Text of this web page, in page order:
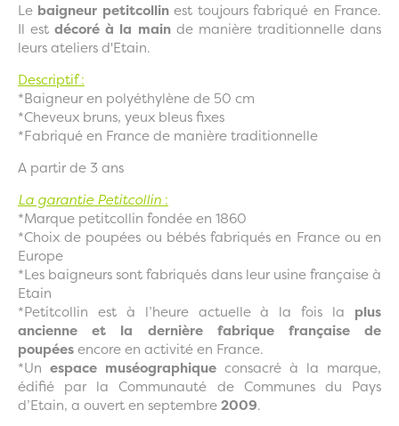
Le baigneur petitcollinest toujours fabriqué en France.
Il estdécoré à la mainde manière traditionnelle dans
leurs ateliers d'Etain.
Descriptif :
*Baigneur en polyéthylène de 50 cm
*Cheveux bruns, yeux bleus fixes
*Fabriqué en France de manière traditionnelle
A partir de 3 ans
La garantie Petitcollin :
*Marque petitcollin fondée en 1860
*Choix de poupées ou bébés fabriqués en France ou en
Europe
*Les baigneurs sont fabriqués dans leur usine française à
Etain
*Petitcollin est à l’heure actuelle à la fois la plus
ancienne et la dernière fabrique française de
poupéesencore en activité en France.
*Un espace muséographique consacré à la marque,
édifié par la Communauté de Communes du Pays
d’Etain, a ouvert en septembre2009.